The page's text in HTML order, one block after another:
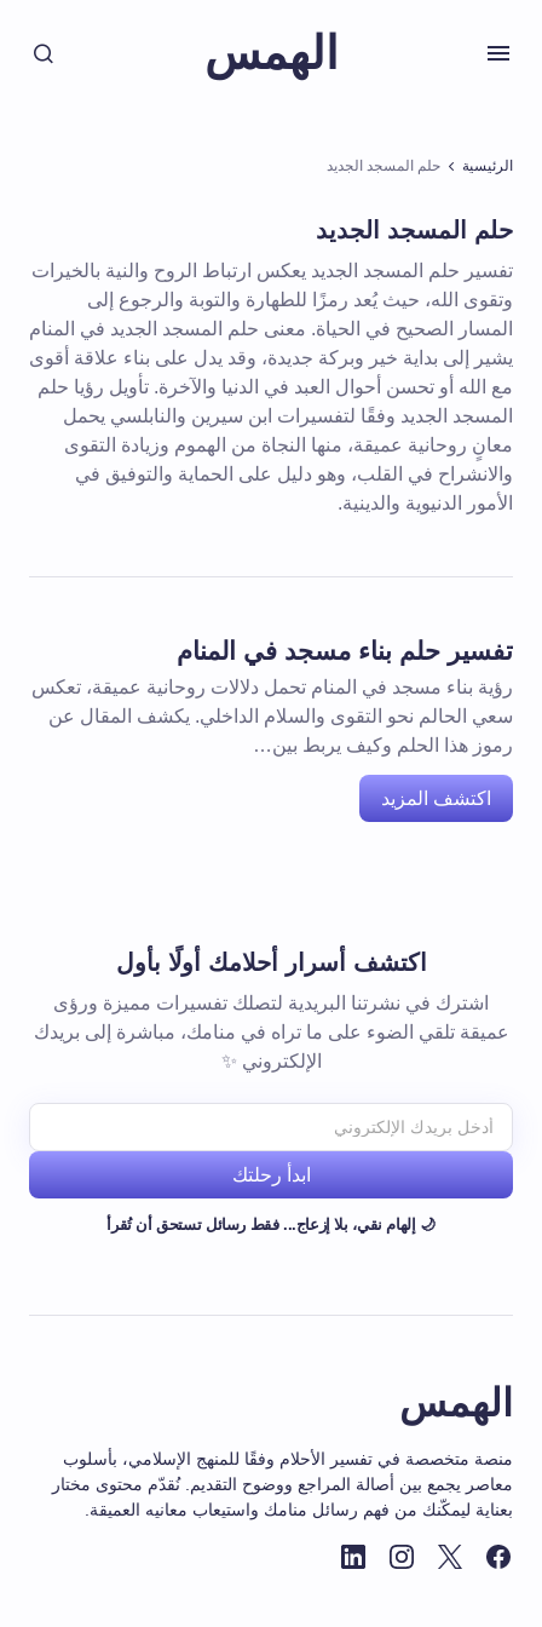
الهمس
الرئيسية حلم المسجد الجديد
حلم المسجد الجديد
تفسير حلم المسجد الجديد يعكس ارتباط الروح والنية بالخيرات
وتقوى الله، حيث يُعد رمزًا للطهارة والتوبة والرجوع إلى
المسار الصحيح في الحياة. معنى حلم المسجد الجديد في المنام
يشير إلى بداية خير وبركة جديدة، وقد يدل على بناء علاقة أقوى
مع الله أو تحسن أحوال العبد في الدنيا والآخرة. تأويل رؤيا حلم
المسجد الجديد وفقًا لتفسيرات ابن سيرين والنابلسي يحمل
معانٍ روحانية عميقة، منها النجاة من الهموم وزيادة التقوى
والانشراح في القلب، وهو دليل على الحماية والتوفيق في
الأمور الدنيوية والدينية.
تفسير حلم بناء مسجد في المنام
رؤية بناء مسجد في المنام تحمل دلالات روحانية عميقة، تعكس
سعي الحالم نحو التقوى والسلام الداخلي. يكشف المقال عن
رموز هذا الحلم وكيف يربط بين…
اكتشف المزيد
اكتشف أسرار أحلامك أولًا بأول
اشترك في نشرتنا البريدية لتصلك تفسيرات مميزة ورؤى
عميقة تلقي الضوء على ما تراه في منامك، مباشرة إلى بريدك
الإلكتروني ✨
ابدأ رحلتك
🌙 إلهام نقي، بلا إزعاج... فقط رسائل تستحق أن تُقرأ
الهمس
منصة متخصصة في تفسير الأحلام وفقًا للمنهج الإسلامي، بأسلوب
معاصر يجمع بين أصالة المراجع ووضوح التقديم. نُقدّم محتوى مختار
بعناية ليمكّنك من فهم رسائل منامك واستيعاب معانيه العميقة.